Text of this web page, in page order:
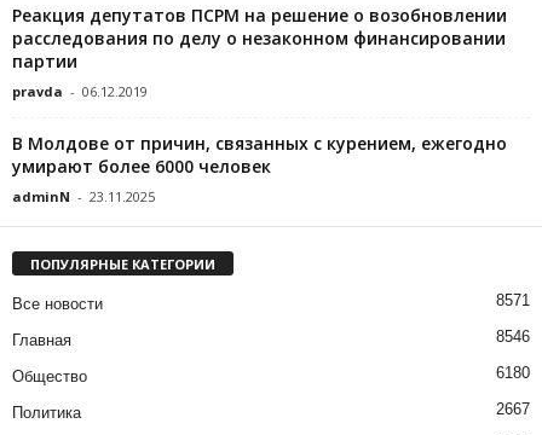
Реакция депутатов ПСРМ на решение о возобновлении
расследования по делу о незаконном финансировании
партии
pravda - 06.12.2019
В Молдове от причин, связанных с курением, ежегодно
умирают более 6000 человек
adminN - 23.11.2025
ПОПУЛЯРНЫЕ КАТЕГОРИИ
Все новости 8571
Главная 8546
Общество 6180
Политика 2667